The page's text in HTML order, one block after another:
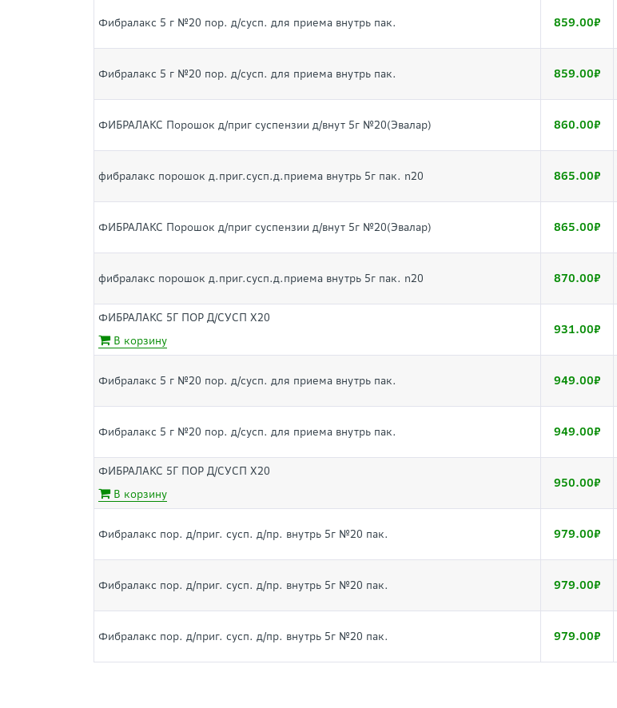
Фибралакс 5 г №20 пор. д/сусп. для приема внутрь пак. 859.00
Фибралакс 5 г №20 пор. д/сусп. для приема внутрь пак. 859.00
ФИБРАЛАКС Порошок д/приг суспензии д/внут 5г №20(Эвалар) 860.00
фибралакс порошок д.приг.сусп.д.приема внутрь 5г пак. n20 865.00
ФИБРАЛАКС Порошок д/приг суспензии д/внут 5г №20(Эвалар) 865.00
фибралакс порошок д.приг.сусп.д.приема внутрь 5г пак. n20 870.00
ФИБРАЛАКС 5Г ПОР Д/СУСП Х20
В корзину
931.00
Фибралакс 5 г №20 пор. д/сусп. для приема внутрь пак. 949.00
Фибралакс 5 г №20 пор. д/сусп. для приема внутрь пак. 949.00
ФИБРАЛАКС 5Г ПОР Д/СУСП Х20
В корзину
950.00
Фибралакс пор. д/приг. сусп. д/пр. внутрь 5г №20 пак. 979.00
Фибралакс пор. д/приг. сусп. д/пр. внутрь 5г №20 пак. 979.00
Фибралакс пор. д/приг. сусп. д/пр. внутрь 5г №20 пак. 979.00